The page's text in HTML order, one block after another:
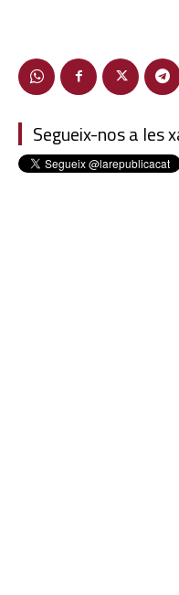
Segueix-nos a les